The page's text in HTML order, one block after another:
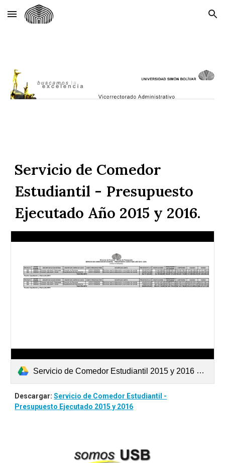
Skip to main content Skip to navigation
Servicio de Comedor
Estudiantil - Presupuesto
Ejecutado Año 2015 y 2016.
Servicio de Comedor Estudiantil 2015 y 2016 al 03-11.pdf
Descargar:Servicio de Comedor Estudiantil -
Presupuesto Ejecutado 2015 y 2016